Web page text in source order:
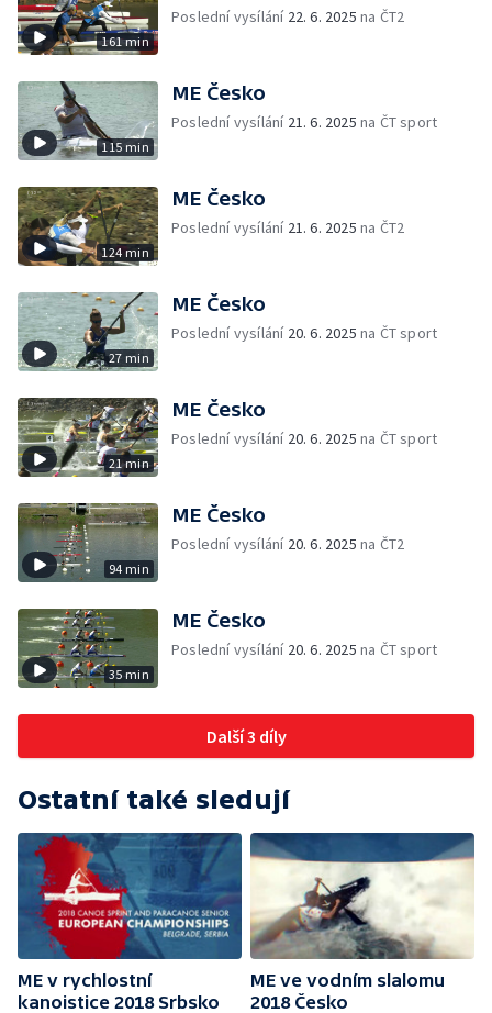
161 min
Poslední vysílání 22. 6. 2025 na ČT2
115 min
ME Česko
Poslední vysílání 21. 6. 2025 na ČT sport
124 min
ME Česko
Poslední vysílání 21. 6. 2025 na ČT2
27 min
ME Česko
Poslední vysílání 20. 6. 2025 na ČT sport
21 min
ME Česko
Poslední vysílání 20. 6. 2025 na ČT sport
94 min
ME Česko
Poslední vysílání 20. 6. 2025 na ČT2
35 min
ME Česko
Poslední vysílání 20. 6. 2025 na ČT sport
Další 3 díly
Ostatní také sledují
ME v rychlostní
kanoistice 2018 Srbsko
ME ve vodním slalomu
2018 Česko